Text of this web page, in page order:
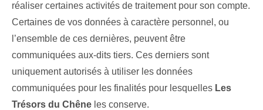
réaliser certaines activités de traitement pour son compte.
Certaines de vos données à caractère personnel, ou
l’ensemble de ces dernières, peuvent être
communiquées aux-dits tiers. Ces derniers sont
uniquement autorisés à utiliser les données
communiquées pour les finalités pour lesquelles Les
Trésors du Chêne les conserve.